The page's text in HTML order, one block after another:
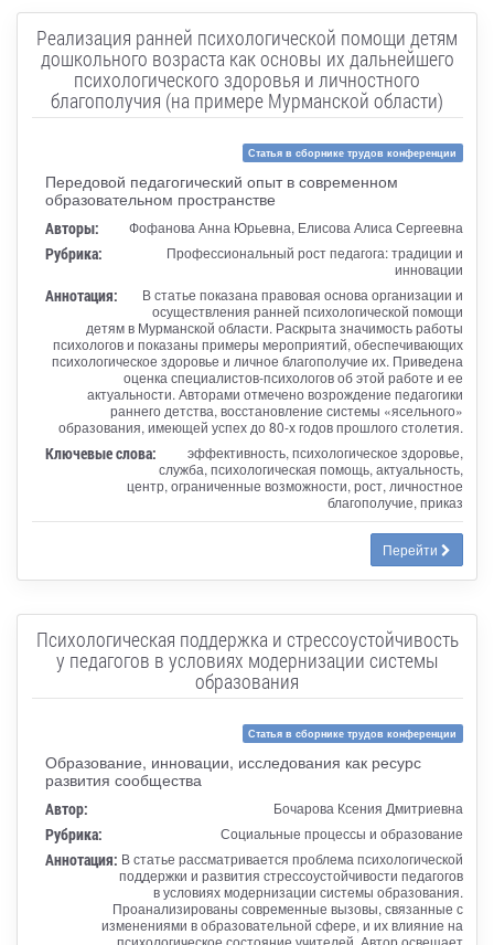
Реализация ранней психологической помощи детям
дошкольного возраста как основы их дальнейшего
психологического здоровья и личностного
благополучия (на примере Мурманской области)
Статья в сборнике трудов конференции
Передовой педагогический опыт в современном
образовательном пространстве
Авторы: Фофанова Анна Юрьевна, Елисова Алиса Сергеевна
Рубрика:
Профессиональный рост педагога: традиции и
инновации
Аннотация:
В статье показана правовая основа организации и
осуществления ранней психологической помощи
детям в Мурманской области. Раскрыта значимость работы
психологов и показаны примеры мероприятий, обеспечивающих
психологическое здоровье и личное благополучие их. Приведена
оценка специалистов-психологов об этой работе и ее
актуальности. Авторами отмечено возрождение педагогики
раннего детства, восстановление системы «ясельного»
образования, имеющей успех до 80-х годов прошлого столетия.
Ключевые слова:
эффективность, психологическое здоровье,
служба, психологическая помощь, актуальность,
центр, ограниченные возможности, рост, личностное
благополучие, приказ
Перейти
Психологическая поддержка и стрессоустойчивость
у педагогов в условиях модернизации системы
образования
Статья в сборнике трудов конференции
Образование, инновации, исследования как ресурс
развития сообщества
Автор: Бочарова Ксения Дмитриевна
Рубрика: Социальные процессы и образование
Аннотация: В статье рассматривается проблема психологической
поддержки и развития стрессоустойчивости педагогов
в условиях модернизации системы образования.
Проанализированы современные вызовы, связанные с
изменениями в образовательной сфере, и их влияние на
психологическое состояние учителей. Автор освещает